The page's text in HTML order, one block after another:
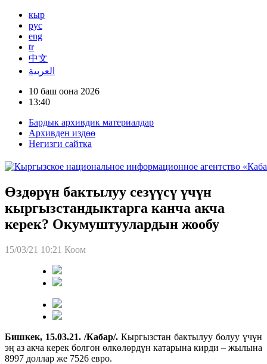
кыр
рус
eng
tr
中文
العربية
10 баш оона 2026
13:40
Бардык архивдик материалдар
Архивден издөө
Негизги сайтка
Өздөрүн бактылуу сезүүсү үчүн
кыргызстандыктарга канча акча
керек? Окумуштуулардын жообу
15/03/21 10:21 Коом
Бишкек, 15.03.21. /Кабар/. Кыргызстан бактылуу болуу үчүн
эң аз акча керек болгон өлкөлөрдүн катарына кирди – жылына
8997 доллар же 7526 евро.